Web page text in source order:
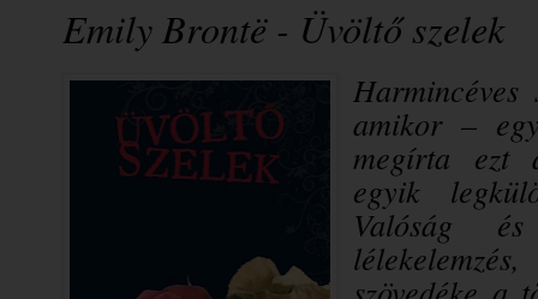
Emily Brontë - Üvöltő szelek
amikor –
megírta ezt
egyik
Valóság